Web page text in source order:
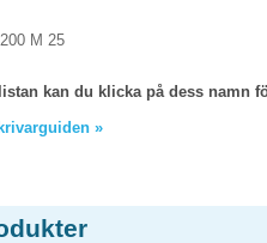
M 25
kan du klicka på dess namn
»